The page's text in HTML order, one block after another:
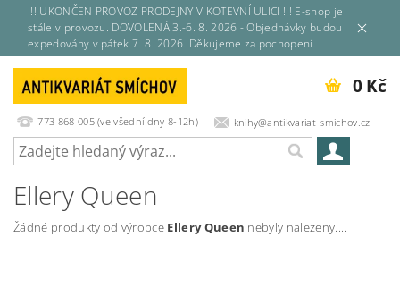
!!! UKONČEN PROVOZ PRODEJNY V KOTEVNÍ ULICI !!! E-shop je
stále v provozu. DOVOLENÁ 3.-6. 8. 2026 - Objednávky budou
expedovány v pátek 7. 8. 2026. Děkujeme za pochopení.
773 868 005 (ve všední dny 8-12h) knihy@antikvariat-smichov.cz
0 Kč
Ellery Queen
Žádné produkty od výrobce Ellery Queen nebyly nalezeny....